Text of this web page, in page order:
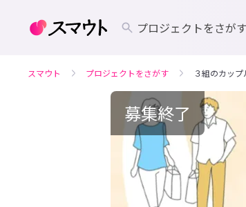
プロジェクトをさがす
スマウト プロジェクトをさがす ３組のカッ
募集終了